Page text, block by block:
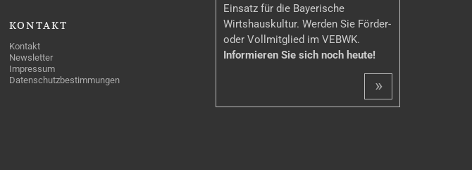
KONTAKT
Kontakt
Newsletter
Impressum
Datenschutzbestimmungen
Einsatz für die Bayerische
Wirtshauskultur. Werden Sie Förder-
oder Vollmitglied im VEBWK.
Informieren Sie sich noch heute!
»